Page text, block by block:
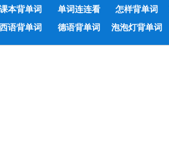
课本背单词 单词连连看 怎样背单词
西语背单词 德语背单词 泡泡灯背单词